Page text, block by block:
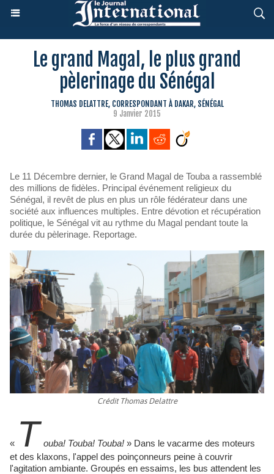
Le grand Magal, le plus grand
pèlerinage du Sénégal
THOMAS DELATTRE, CORRESPONDANT À DAKAR, SÉNÉGAL
9 Janvier 2015
Le 11 Décembre dernier, le Grand Magal de Touba a rassemblé
des millions de fidèles. Principal événement religieux du
Sénégal, il revêt de plus en plus un rôle fédérateur dans une
société aux influences multiples. Entre dévotion et récupération
politique, le Sénégal vit au rythme du Magal pendant toute la
durée du pèlerinage. Reportage.
Crédit Thomas Delattre
« T ouba! Touba! Touba! » Dans le vacarme des moteurs
et des klaxons, l'appel des poinçonneurs peine à couvrir
l'agitation ambiante. Groupés en essaims, les bus attendent les